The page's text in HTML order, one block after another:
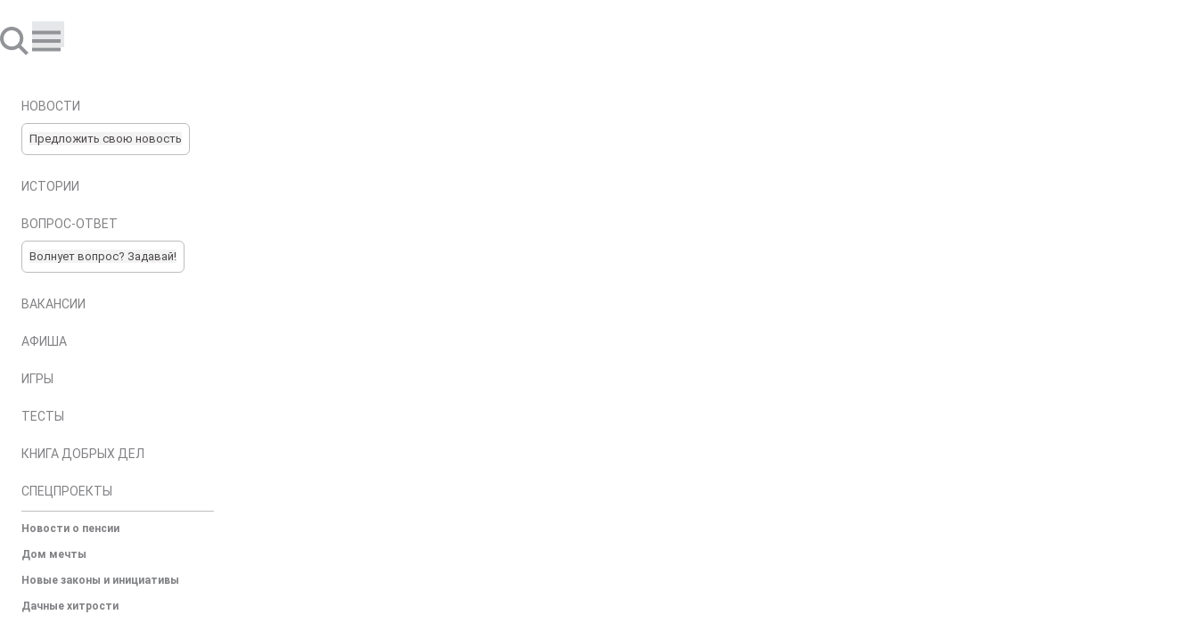
НОВОСТИ
Предложить свою новость
ИСТОРИИ
ВОПРОС-ОТВЕТ
Волнует вопрос? Задавай!
ВАКАНСИИ
АФИША
ИГРЫ
ТЕСТЫ
КНИГА ДОБРЫХ ДЕЛ
СПЕЦПРОЕКТЫ
Новости о пенсии
Дом мечты
Новые законы и инициативы
Дачные хитрости